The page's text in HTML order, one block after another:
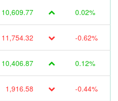
10,609.77 0.02%
11,754.32 -0.62%
10,406.87 0.12%
1,916.58 -0.44%